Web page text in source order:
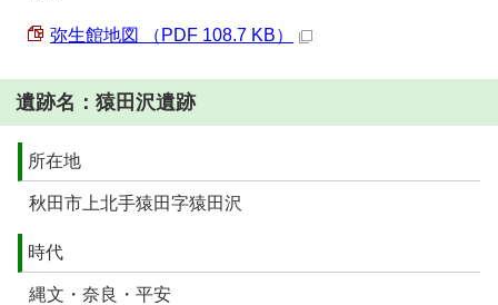
弥生館地図 （PDF 108.7 KB）
遺跡名：猿田沢遺跡
所在地
秋田市上北手猿田字猿田沢
時代
縄文・奈良・平安